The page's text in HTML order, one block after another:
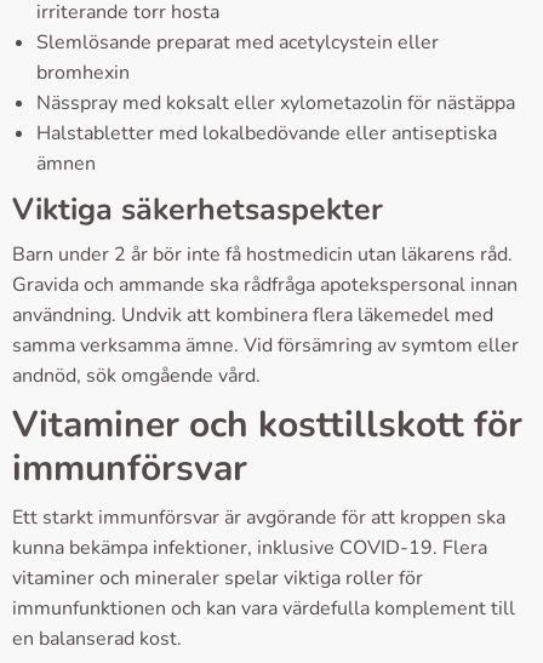
irriterande torr hosta
Slemlösande preparat med acetylcystein eller
bromhexin
Nässpray med koksalt eller xylometazolin för nästäppa
Halstabletter med lokalbedövande eller antiseptiska
ämnen
Viktiga säkerhetsaspekter
Barn under 2 år bör inte få hostmedicin utan läkarens råd.
Gravida och ammande ska rådfråga apotekspersonal innan
användning. Undvik att kombinera flera läkemedel med
samma verksamma ämne. Vid försämring av symtom eller
andnöd, sök omgående vård.
Vitaminer och kosttillskott för
immunförsvar
Ett starkt immunförsvar är avgörande för att kroppen ska
kunna bekämpa infektioner, inklusive COVID-19. Flera
vitaminer och mineraler spelar viktiga roller för
immunfunktionen och kan vara värdefulla komplement till
en balanserad kost.